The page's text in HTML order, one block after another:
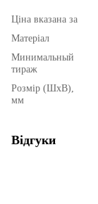
Ціна вказана за
Матеріал
Минимальный
тираж
Розмір (ШхВ),
мм
Відгуки